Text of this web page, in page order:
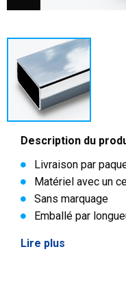
Description du
Livraison par
Matériel avec un
Sans marquage
Emballé par
Lire plus